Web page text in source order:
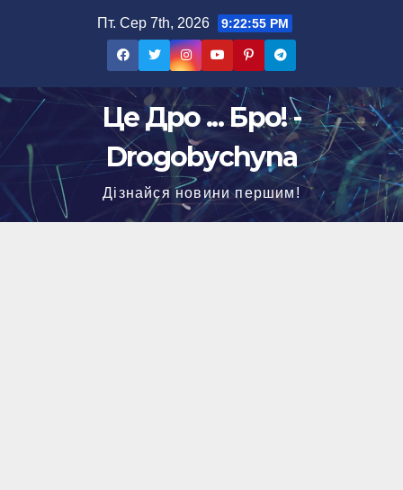
Пт. Сер 7th, 2026 9:22:56 PM
Це Дро ... Бро! -
Drogobychyna
Дізнайся новини першим!